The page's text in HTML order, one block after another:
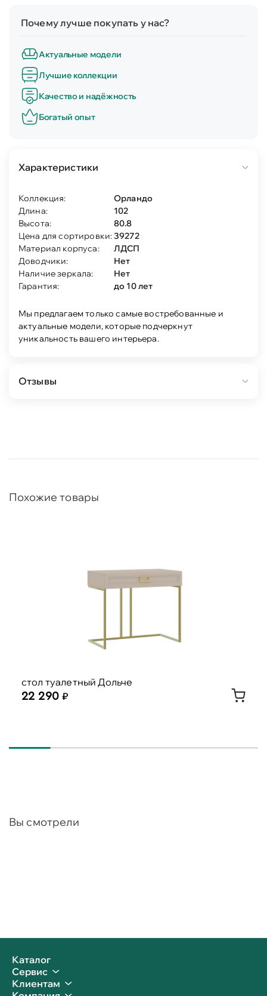
Почему лучше покупать у нас?
Актуальные модели
Лучшие коллекции
Качество и надёжность
Богатый опыт
Характеристики
Коллекция:
Орландо
Длина:
102
Высота:
80.8
Цена для сортировки:39272
Материал корпуса:
ЛДСП
Доводчики:
Нет
Наличие зеркала:
Нет
Гарантия:
до 10 лет
Мы предлагаем только самые востребованные и
актуальные модели, которые подчеркнут
уникальность вашего интерьера.
Отзывы
Похожие товары
стол туалетный Дольче
22 290
Вы смотрели
Каталог
Сервис
Клиентам